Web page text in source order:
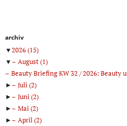
archiv
▼2026(15)
▼
August(1)
Beauty Briefing KW 32 / 2026: Beauty
►
Juli(2)
►
Juni(2)
►
Mai(2)
►
April(2)